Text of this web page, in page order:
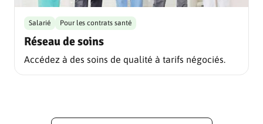
Réseau de soins
Salarié Pour les contrats santé
Accédez à des soins de qualité à tarifs négociés.